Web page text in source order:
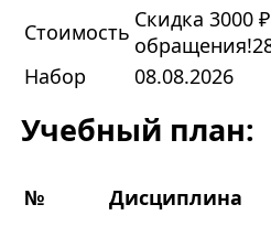
Стоимость Скидка 3000
обращения!
Набор
08.08.2026
Учебный план:
№ Дисциплина